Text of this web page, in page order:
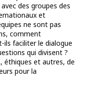
des groupes des
et
ne sont pas
comment
ils faciliter le dialogue
qui divisent ?
éthiques et autres, de
pour la